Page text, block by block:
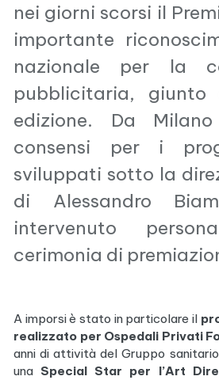
nei giorni scorsi il
importante
nazionale per la
pubblicitaria, giunto
edizione. Da
consensi per i
sviluppati sotto la
di Alessandro
intervenuto
cerimonia di
A imporsi è stato in particolare il
realizzato per Ospedali Privati
anni di attività del Gruppo
una Special Star per l’Art